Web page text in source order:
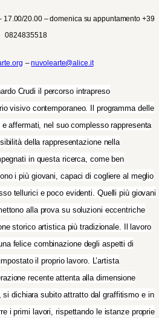
17.00/20.00 – domenica su appuntamento +39
0824835518
–nuvolearte@alice.it
Crudi il percorso intrapreso
visivo contemporaneo. Il programma delle
affermati, nel suo complesso rappresenta
della rappresentazione nella
in questa ricerca, come ben
i più giovani, capaci di cogliere al meglio
tellurici e poco evidenti. Quelli più giovani
alla prova su soluzioni eccentriche
storico artistica più tradizionale. Il lavoro
felice combinazione degli aspetti di
il proprio lavoro. L’artista
recente attenta alla dimensione
si dichiara subito attratto dal graffitismo e in
i primi lavori, rispettando le istanze proprie